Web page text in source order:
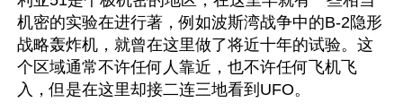
机密的实验在进行著，例如波斯湾战争中的B-2隐形
战略轰炸机，就曾在这里做了将近十年的试验。这
个区域通常不许任何人靠近，也不许任何飞机飞
入，但是在这里却接二连三地看到UFO。